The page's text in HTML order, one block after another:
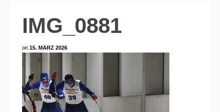
IMG_0881
on 15. MÄRZ 2026